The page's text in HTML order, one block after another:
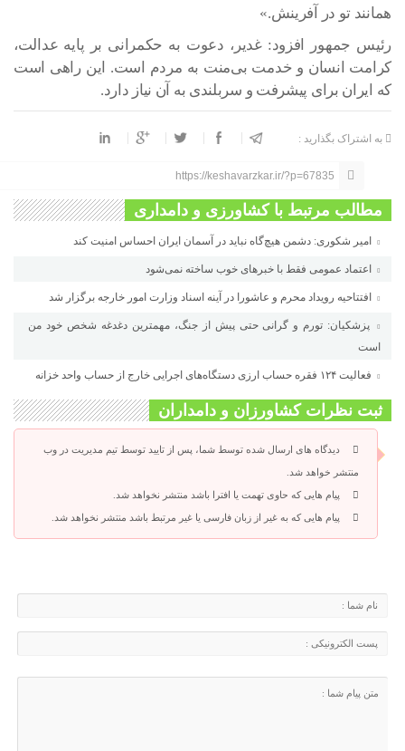
همانند تو در آفرینش.»
رئیس جمهور افزود: غدیر، دعوت به حکمرانی بر پایه عدالت،
کرامت انسان و خدمت بی‌منت به مردم است. این راهی است
که ایران برای پیشرفت و سربلندی به آن نیاز دارد.
به اشتراک بگذارید :
https://keshavarzkar.ir/?p=67835
مطالب مرتبط با کشاورزی و دامداری
امیر شکوری: دشمن هیچ‌گاه نباید در آسمان ایران احساس امنیت کند
اعتماد عمومی فقط با خبرهای خوب ساخته نمی‌شود
افتتاحیه رویداد محرم و عاشورا در آینه اسناد وزارت امور خارجه برگزار شد
پزشکیان: تورم و گرانی حتی پیش از جنگ، مهمترین دغدغه شخص خود من
است
فعالیت ۱۲۴ فقره حساب ارزی دستگاه‌های اجرایی خارج از حساب واحد خزانه
ثبت نظرات کشاورزان و دامداران
دیدگاه های ارسال شده توسط شما، پس از تایید توسط تیم مدیریت در وب
منتشر خواهد شد.
پیام هایی که حاوی تهمت یا افترا باشد منتشر نخواهد شد.
پیام هایی که به غیر از زبان فارسی یا غیر مرتبط باشد منتشر نخواهد شد.